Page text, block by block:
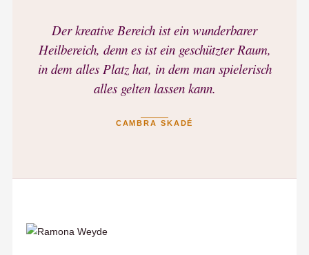
Der kreative Bereich ist ein wunderbarer
Heilbereich, denn es ist ein geschützter Raum,
in dem alles Platz hat, in dem man spielerisch
alles gelten lassen kann.
CAMBRA SKADÉ